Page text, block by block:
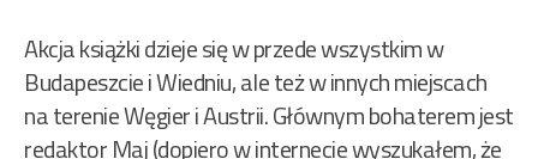
Akcja książki dzieje się w przede wszystkim w
Budapeszcie i Wiedniu, ale też w innych miejscach
na terenie Węgier i Austrii. Głównym bohaterem jest
redaktor Maj (dopiero w internecie wyszukałem, że